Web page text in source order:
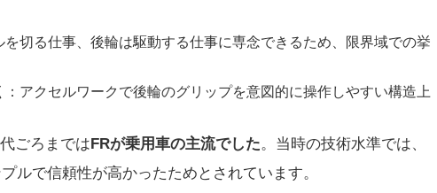
を切る仕事、後輪は駆動する仕事に専念できるため、限界域での挙
：アクセルワークで後輪のグリップを意図的に操作しやすい構造上
ごろまではFRが乗用車の主流でした 。当時の技術水準では、
ルで信頼性が高かったためとされています。